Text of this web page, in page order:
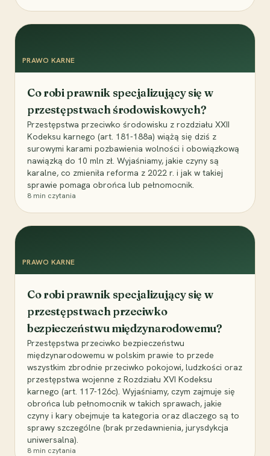
PRAWO KARNE
Co robi prawnik specjalizujący się w
przestępstwach środowiskowych?
Przestępstwa przeciwko środowisku z rozdziału XXII
Kodeksu karnego (art. 181-188a) wiążą się dziś z
surowymi karami pozbawienia wolności i obowiązkową
nawiązką do 10 mln zł. Wyjaśniamy, jakie czyny są
karalne, co zmieniła reforma z 2022 r. i jak w takiej
sprawie pomaga obrońca lub pełnomocnik.
8 min czytania
PRAWO KARNE
Co robi prawnik specjalizujący się w
przestępstwach przeciwko
bezpieczeństwu międzynarodowemu?
Przestępstwa przeciwko bezpieczeństwu
międzynarodowemu w polskim prawie to przede
wszystkim zbrodnie przeciwko pokojowi, ludzkości oraz
przestępstwa wojenne z Rozdziału XVI Kodeksu
karnego (art. 117-126c). Wyjaśniamy, czym zajmuje się
obrońca lub pełnomocnik w takich sprawach, jakie
czyny i kary obejmuje ta kategoria oraz dlaczego są to
sprawy szczególne (brak przedawnienia, jurysdykcja
uniwersalna).
8 min czytania